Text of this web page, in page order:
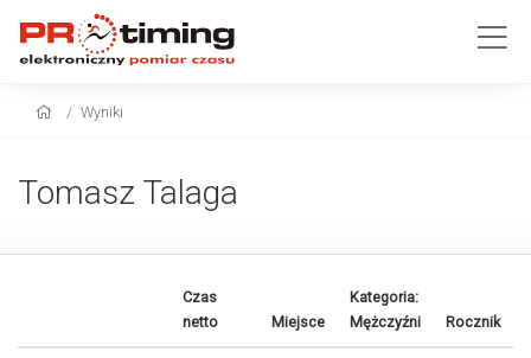
Wyniki
Tomasz Talaga
Czas
netto
Miejsce
Kategoria:
Mężczyźni
Rocznik